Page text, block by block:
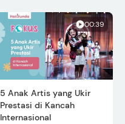
00:39
5 Anak Artis yang Ukir
Prestasi di Kancah
Internasional